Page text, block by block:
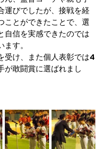
運びでしたが、接戦を経
ことができたことで、選
自信を実感できたのでは
す。
受け、また個人表彰では4
が敢闘賞に選ばれまし